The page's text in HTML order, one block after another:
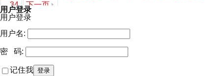
...34
下一页
用户登录
用户登录
用户名:
密 码:
记住我